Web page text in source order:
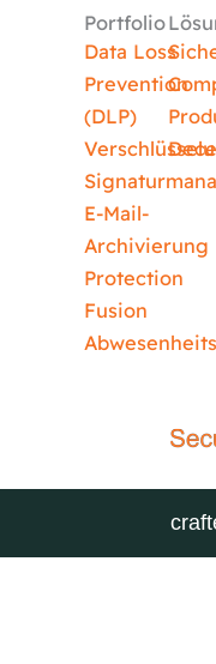
Portfolio
Data Loss
Prevention
(DLP)
E-Mail-
Archivierung
Protection
Fusion